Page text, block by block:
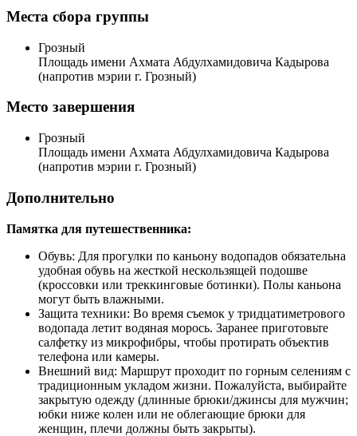
Места сбора группы
Грозный
Площадь имени Ахмата Абдулхамидовича Кадырова
(напротив мэрии г. Грозный)
Место завершения
Грозный
Площадь имени Ахмата Абдулхамидовича Кадырова
(напротив мэрии г. Грозный)
Дополнительно
Памятка для путешественника:
Обувь: Для прогулки по каньону водопадов обязательна
удобная обувь на жесткой нескользящей подошве
(кроссовки или треккинговые ботинки). Полы каньона
могут быть влажными.
Защита техники: Во время съемок у тридцатиметрового
водопада летит водяная морось. Заранее приготовьте
салфетку из микрофибры, чтобы протирать объектив
телефона или камеры.
Внешний вид: Маршрут проходит по горным селениям с
традиционным укладом жизни. Пожалуйста, выбирайте
закрытую одежду (длинные брюки/джинсы для мужчин;
юбки ниже колен или не облегающие брюки для
женщин, плечи должны быть закрыты).